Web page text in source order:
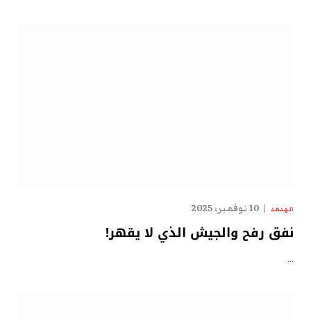
الهدهد 10 نوفمبر، 2025
نفق رفح والجيش الذي لا يقهر!
…